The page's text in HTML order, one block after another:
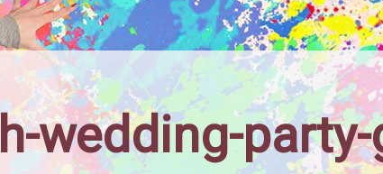
wedding-